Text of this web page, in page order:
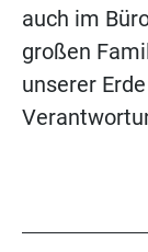
auch im
großen
unserer